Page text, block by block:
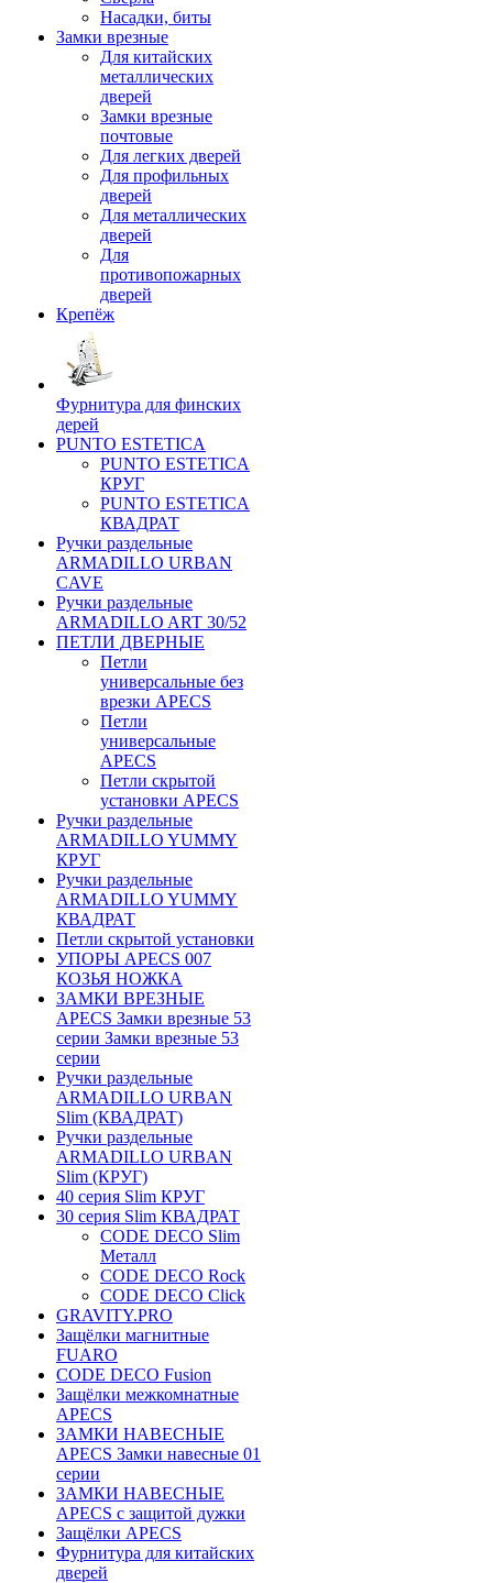
Насадки, биты
Замки врезные
Для китайских
металлических
дверей
Замки врезные
почтовые
Для легких дверей
Для профильных
дверей
Для металлических
дверей
Для
противопожарных
дверей
Крепёж
Фурнитура для финских
дерей
PUNTO ESTETICA
PUNTO ESTETICA
КРУГ
PUNTO ESTETICA
КВАДРАТ
Ручки раздельные
ARMADILLO URBAN
CAVE
Ручки раздельные
ARMADILLO ART 30/52
ПЕТЛИ ДВЕРНЫЕ
Петли
универсальные без
врезки APECS
Петли
универсальные
APECS
Петли скрытой
установки APECS
Ручки раздельные
ARMADILLO YUMMY
КРУГ
Ручки раздельные
ARMADILLO YUMMY
КВАДРАТ
Петли скрытой установки
УПОРЫ APECS 007
КОЗЬЯ НОЖКА
ЗАМКИ ВРЕЗНЫЕ
APECS Замки врезные 53
серии Замки врезные 53
серии
Ручки раздельные
ARMADILLO URBAN
Slim (КВАДРАТ)
Ручки раздельные
ARMADILLO URBAN
Slim (КРУГ)
40 серия Slim КРУГ
30 серия Slim КВАДРАТ
CODE DECO Slim
Металл
CODE DECO Rock
CODE DECO Click
GRAVITY.PRO
Защёлки магнитные
FUARO
CODE DECO Fusion
Защёлки межкомнатные
APECS
ЗАМКИ НАВЕСНЫЕ
APECS Замки навесные 01
серии
ЗАМКИ НАВЕСНЫЕ
APECS с защитой дужки
Защёлки APECS
Фурнитура для китайских
дверей